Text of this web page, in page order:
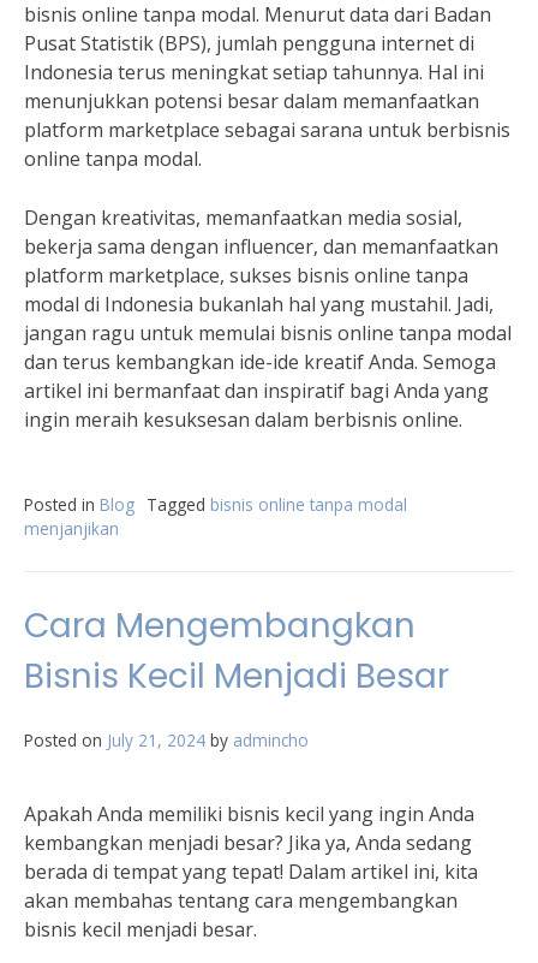
bisnis online tanpa modal. Menurut data dari Badan
Pusat Statistik (BPS), jumlah pengguna internet di
Indonesia terus meningkat setiap tahunnya. Hal ini
menunjukkan potensi besar dalam memanfaatkan
platform marketplace sebagai sarana untuk berbisnis
online tanpa modal.
Dengan kreativitas, memanfaatkan media sosial,
bekerja sama dengan influencer, dan memanfaatkan
platform marketplace, sukses bisnis online tanpa
modal di Indonesia bukanlah hal yang mustahil. Jadi,
jangan ragu untuk memulai bisnis online tanpa modal
dan terus kembangkan ide-ide kreatif Anda. Semoga
artikel ini bermanfaat dan inspiratif bagi Anda yang
ingin meraih kesuksesan dalam berbisnis online.
Posted in Blog Tagged bisnis online tanpa modal
menjanjikan
Cara Mengembangkan
Bisnis Kecil Menjadi Besar
Posted on July 21, 2024 by admincho
Apakah Anda memiliki bisnis kecil yang ingin Anda
kembangkan menjadi besar? Jika ya, Anda sedang
berada di tempat yang tepat! Dalam artikel ini, kita
akan membahas tentang cara mengembangkan
bisnis kecil menjadi besar.